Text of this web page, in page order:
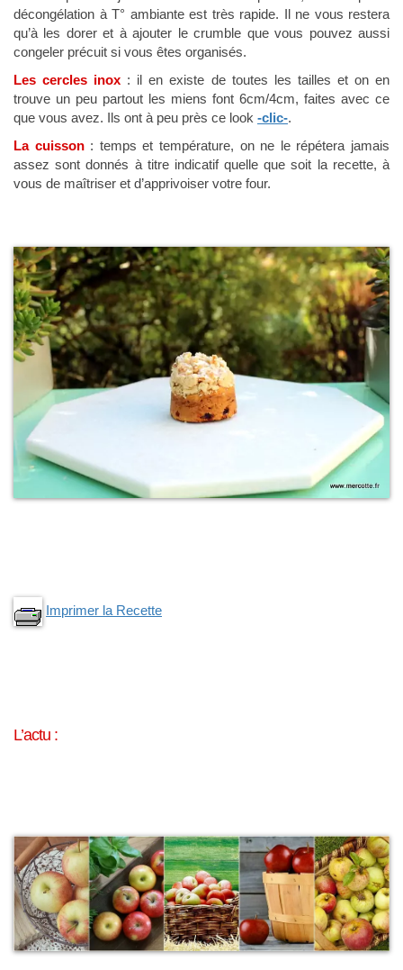
décongélation à T° ambiante est très rapide. Il ne vous restera
qu’à les dorer et à ajouter le crumble que vous pouvez aussi
congeler précuit si vous êtes organisés.
Les cercles inox : il en existe de toutes les tailles et on en
trouve un peu partout les miens font 6cm/4cm, faites avec ce
que vous avez. Ils ont à peu près ce look -clic-.
La cuisson: temps et température, on ne le répétera jamais
assez sont donnés à titre indicatif quelle que soit la recette, à
vous de maîtriser et d’apprivoiser votre four.
Imprimer la Recette
L’actu :